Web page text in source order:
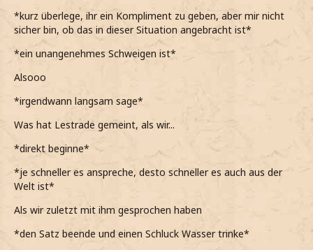
*kurz überlege, ihr ein Kompliment zu geben, aber mir nicht
sicher bin, ob das in dieser Situation angebracht ist*
*ein unangenehmes Schweigen ist*
Alsooo
*irgendwann langsam sage*
Was hat Lestrade gemeint, als wir...
*direkt beginne*
*je schneller es anspreche, desto schneller es auch aus der
Welt ist*
Als wir zuletzt mit ihm gesprochen haben
*den Satz beende und einen Schluck Wasser trinke*